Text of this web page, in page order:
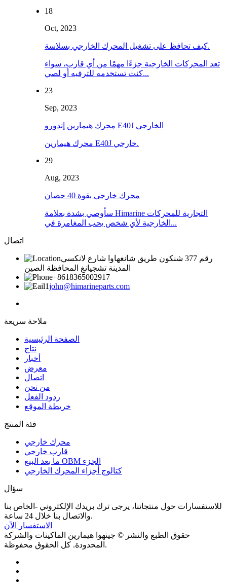
18
Oct, 2023
كيف تحافظ على تشغيل المحرك الخارجي بسلاسة.
تعد المحركات الخارجية جزءًا مهمًا من أي قارب، سواء
كنت تستخدمه للترفيه أو لصي...
23
Sep, 2023
محرك هيمارين إندورو E40J الخارجي
محرك هيمارين E40J خارجي.
29
Aug, 2023
محرك خارجي بقوة 40 حصان
سأوصي بشدة بعلامة Himarine التجارية للمحركات
الخارجية لأي شخص يحب المغامرة في...
اتصال
رقم 377 شنكون طريق شانغهاوا شارع لانكسي
المدينة تشجيانغ المحافظة الصين
+8618365002917
john@himarineparts.com
ملاحة سريعة
الصفحة الرئيسية
نتاج
أخبار
معرض
اتصال
من نحن
ردود الفعل
خريطة الموقع
فئة المنتج
محرك خارجي
قارب خارجي
ما بعد البيع OBM الجزء
كتالوج أجزاء المحرك الخارجي
سؤال
للاستفسارات حول منتجاتنا، يرجى ترك بريدك الإلكتروني -الخاص بنا
والاتصال بنا خلال 24 ساعة.
الاستفسار الآن
حقوق الطبع والنشر © جينهوا هيمارين الماكينات والشركة
المحدودة. كل الحقوق محفوظة.